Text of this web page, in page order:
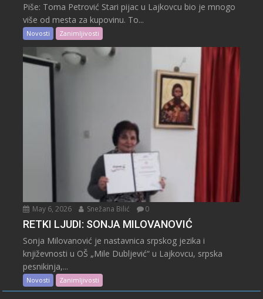
Piše: Toma Petrović Stari pijac u Lajkovcu bio je mnogo
više od mesta za kupovinu. To...
Novosti Zanimljivosti
May 6, 2026 Snežana Bilić 0
RETKI LJUDI: SONJA MILOVANOVIĆ
Sonja Milovanović je nastavnica srpskog jezika i
književnosti u OŠ „Mile Dubljević“ u Lajkovcu, srpska
pesnikinja,...
Novosti Zanimljivosti